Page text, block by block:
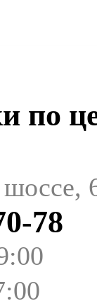
по
78